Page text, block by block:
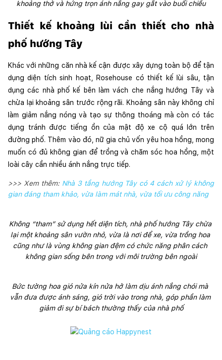
khoảng thở và hứng trọn ánh nắng gay gắt vào buổi chiều
Thiết kế khoảng lùi cần thiết cho nhà
phố hướng Tây
Khác với những căn nhà kế cận được xây dựng toàn bộ để tận
dụng diện tích sinh hoạt, Rosehouse có thiết kế lùi sâu, tận
dụng các nhà phố kế bên làm vách che nắng hướng Tây và
chừa lại khoảng sân trước rộng rãi. Khoảng sân này không chỉ
làm giảm nắng nóng và tạo sự thông thoáng mà còn có tác
dụng tránh được tiếng ồn của mật độ xe cộ quá lớn trên
đường phố. Thêm vào đó, nữ gia chủ vốn yêu hoa hồng, mong
muốn có đủ không gian để trồng và chăm sóc hoa hồng, một
loài cây cần nhiều ánh nắng trực tiếp.
>>> Xem thêm: Nhà 3 tầng hướng Tây có 4 cách xử lý không
gian đáng tham khảo, vừa làm mát nhà, vừa tối ưu công năng
Không “tham” sử dụng hết diện tích, nhà phố hướng Tây chừa
lại một khoảng sân vườn nhỏ, vừa là nơi để xe, vừa trồng hoa
cũng như là vùng không gian đệm có chức năng phân cách
không gian sống bên trong với môi trường bên ngoài
Bức tường hoa gió nửa kín nửa hở làm dịu ánh nắng chói mà
vẫn đưa được ánh sáng, gió trời vào trong nhà, góp phần làm
giảm đi sự bí bách thường thấy của nhà phố